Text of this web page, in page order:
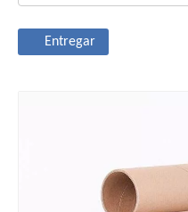
Entregar